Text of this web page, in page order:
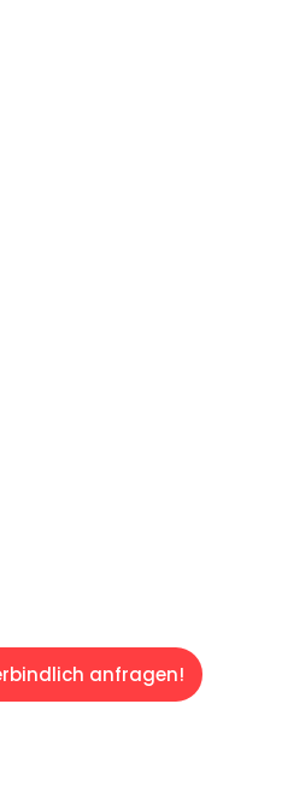
anfragen!